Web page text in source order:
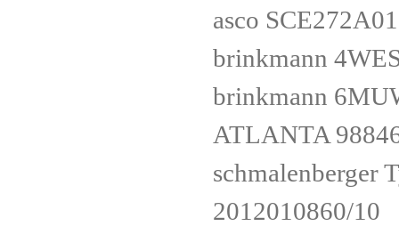
asco
brinkmann
brinkmann
ATLANTA
schmalenberger
2012010860/10